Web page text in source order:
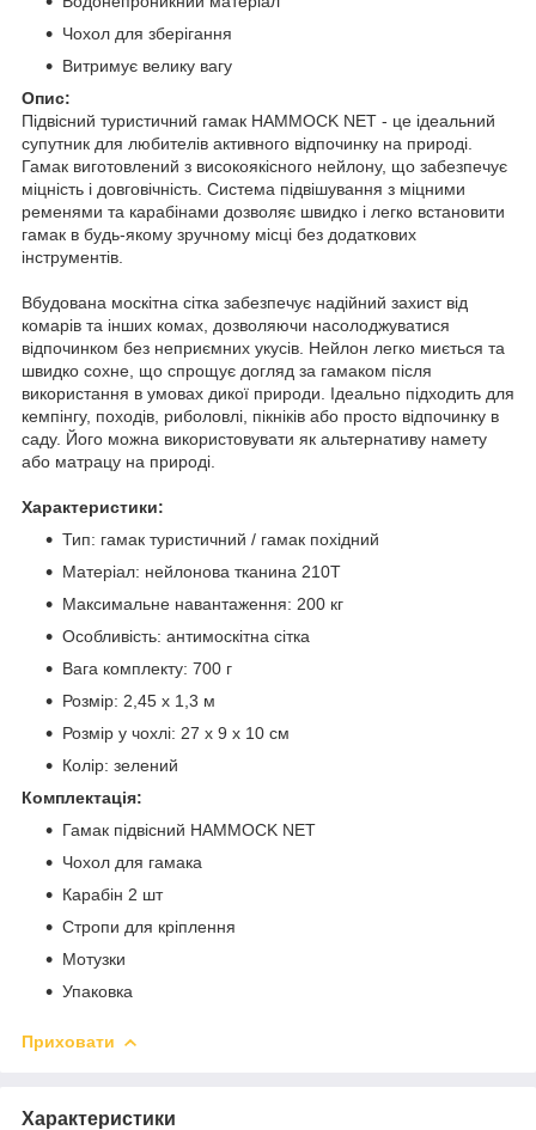
Чохол для зберігання
Витримує велику вагу
Опис:
Підвісний туристичний гамак HAMMOCK NET - це ідеальний
супутник для любителів активного відпочинку на природі.
Гамак виготовлений з високоякісного нейлону, що забезпечує
міцність і довговічність. Система підвішування з міцними
ременями та карабінами дозволяє швидко і легко встановити
гамак в будь-якому зручному місці без додаткових
інструментів.
Вбудована москітна сітка забезпечує надійний захист від
комарів та інших комах, дозволяючи насолоджуватися
відпочинком без неприємних укусів. Нейлон легко миється та
швидко сохне, що спрощує догляд за гамаком після
використання в умовах дикої природи. Ідеально підходить для
кемпінгу, походів, риболовлі, пікніків або просто відпочинку в
саду. Його можна використовувати як альтернативу намету
або матрацу на природі.
Характеристики:
Тип: гамак туристичний / гамак похідний
Матеріал: нейлонова тканина 210T
Максимальне навантаження: 200 кг
Особливість: антимоскітна сітка
Вага комплекту: 700 г
Розмір: 2,45 х 1,3 м
Розмір у чохлі: 27 х 9 х 10 см
Колір: зелений
Комплектація:
Гамак підвісний HAMMOCK NET
Чохол для гамака
Карабін 2 шт
Стропи для кріплення
Мотузки
Упаковка
Приховати
Характеристики